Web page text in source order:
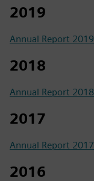
2019
Annual Report 2019
2018
Annual Report 2018
2017
Annual Report 2017
2016